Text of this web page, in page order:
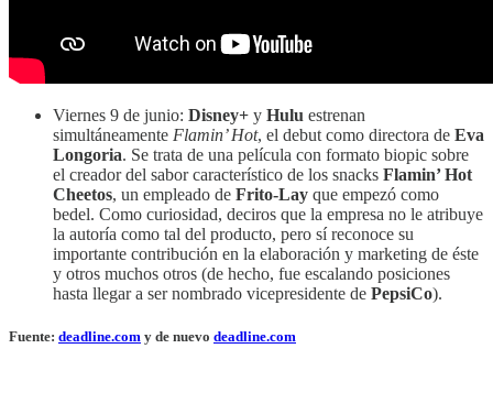
Viernes 9 de junio: Disney+ y Hulu estrenan
simultáneamente Flamin’ Hot, el debut como directora de Eva
Longoria. Se trata de una película con formato biopic sobre
el creador del sabor característico de los snacks Flamin’ Hot
Cheetos, un empleado de Frito-Lay que empezó como
bedel. Como curiosidad, deciros que la empresa no le atribuye
la autoría como tal del producto, pero sí reconoce su
importante contribución en la elaboración y marketing de éste
y otros muchos otros (de hecho, fue escalando posiciones
hasta llegar a ser nombrado vicepresidente de PepsiCo).
Fuente: deadline.com y de nuevo deadline.com